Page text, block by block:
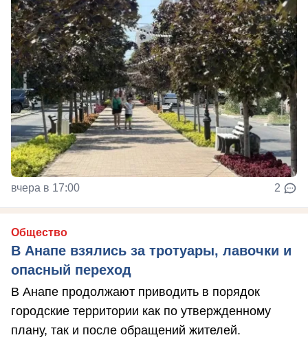
вчера в 17:00 2
Общество
В Анапе взялись за тротуары, лавочки и
опасный переход
В Анапе продолжают приводить в порядок
городские территории как по утвержденному
плану, так и после обращений жителей.